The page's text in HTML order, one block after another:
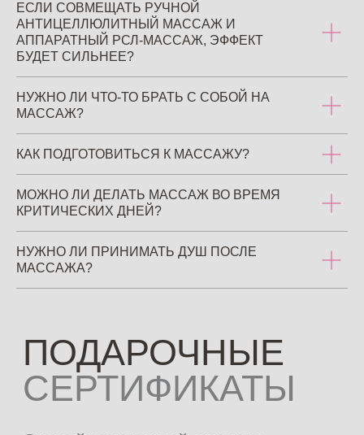
ЕСЛИ СОВМЕЩАТЬ РУЧНОЙ
АНТИЦЕЛЛЮЛИТНЫЙ МАССАЖ И
АППАРАТНЫЙ РСЛ-МАССАЖ, ЭФФЕКТ
БУДЕТ СИЛЬНЕЕ?
НУЖНО ЛИ ЧТО-ТО БРАТЬ С СОБОЙ НА
МАССАЖ?
КАК ПОДГОТОВИТЬСЯ К МАССАЖУ?
МОЖНО ЛИ ДЕЛАТЬ МАССАЖ ВО ВРЕМЯ
КРИТИЧЕСКИХ ДНЕЙ?
НУЖНО ЛИ ПРИНИМАТЬ ДУШ ПОСЛЕ
МАССАЖА?
Лифтинг и омоложение кожи лица.
Причем с заметным эффектом после
первого сеанса
ЛИЦЕНЗИИ И
СЕРТИФИКАТЫ